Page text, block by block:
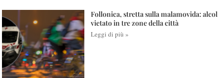
Follonica, stretta sulla malamovida: alcol
vietato in tre zone della città
Leggi di più »